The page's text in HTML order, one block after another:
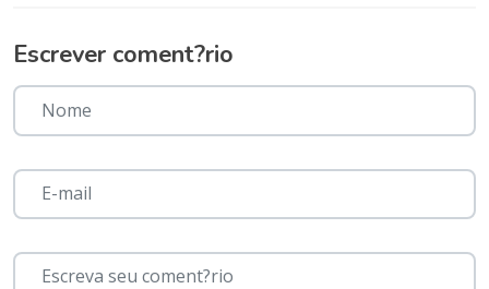
Escrever coment?rio